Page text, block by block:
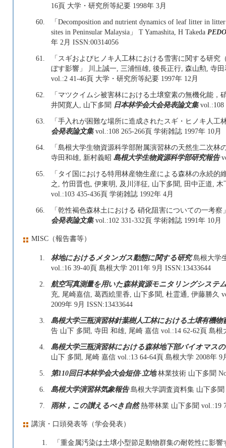
16頁 大学・研究所等紀要 1998年 3月
60.
「Decomposition and nutrient dynamics of leaf litter in
sites in Peninsular Malaysia」 T Yamashita, H Takeda
年 2月 ISSN:00314056
61.
「スギおよびヒノキ人工林における雪害に関する研
ぼす影響」 川上誠一, 三浦恒雄, 後長正行, 森山勲, 寺
vol.:2 41-46頁 大学・研究所等紀要 1997年 12月
62.
「マツクイムシ被害林における土壌窒素の無機化能
井関寛人, 山下多聞 日本林学会大会発表論文集vol.:108
63.
「手入れが困難な場所に造成されたスギ・ヒノキ人
会発表論文集vol.:108 265-266頁 学術雑誌 1997年 10月
64.
「島根大学生物資源科学部附属演習林の天然生二次
寺田和雄, 新村義昭 島根大学生物資源科学部研究報告
65.
「タイ国における特用林産物生産による森林の永続
之, 竹田晋也, 伊東明, 及川洋征, 山下多聞, 田中正道,
vol.:103 435-436頁 学術雑誌 1992年 4月
66.
「乾性褐色森林土における 硝化阻害についての一考
会発表論文集vol.:102 331-332頁 学術雑誌 1991年 10月
MISC（報告書等）
1. 林地におけるメタンガス動態に関する研究島根大学
vol.:16 39-40頁 島根大学 2011年 9月 ISSN:13433644
2.
航空写真測量を用いた森林資源モニタリングシステ
充, 尾崎嘉信, 葛西絵里香, 山下多聞, 杜霊通, 伊藤勝久
2009年 9月 ISSN:13433644
3.
島根大学三瓶演習林針葉樹人工林における土壌有機物
告 山下 多聞, 寺田 和雄, 尾崎 嘉信 vol.:14 62-62頁 島根
4.
島根大学三瓶演習林における森林地下部バイオマス
山下 多聞, 尾崎 嘉信 vol.:13 64-64頁 島根大学 2008年 9
5.
第110回日本林学会大会短信-立地林業技術 山下多聞
6.
島根大学演習林気象報告島根大学調査資料集 山下多聞
7.
雨林，この讃えるべき自然熱帯林業 山下多聞 vol.:19
講演・口頭発表等（学会発表）
1.
「重金属汚染は土壌小型節足動物群集の耐乾性に影